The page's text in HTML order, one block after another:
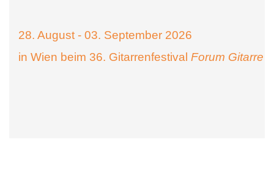
28. August - 03. September 2026
in Wien beim 36. Gitarrenfestival Forum Gitarre